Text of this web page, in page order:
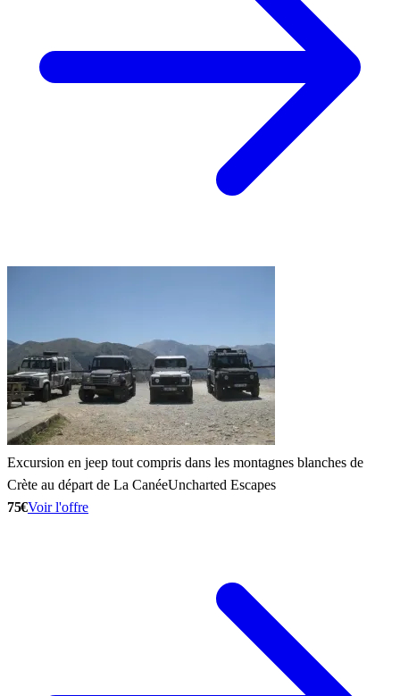
Excursion en jeep tout compris dans les montagnes blanches de
Crète au départ de La CanéeUncharted Escapes
75€Voir l'offre